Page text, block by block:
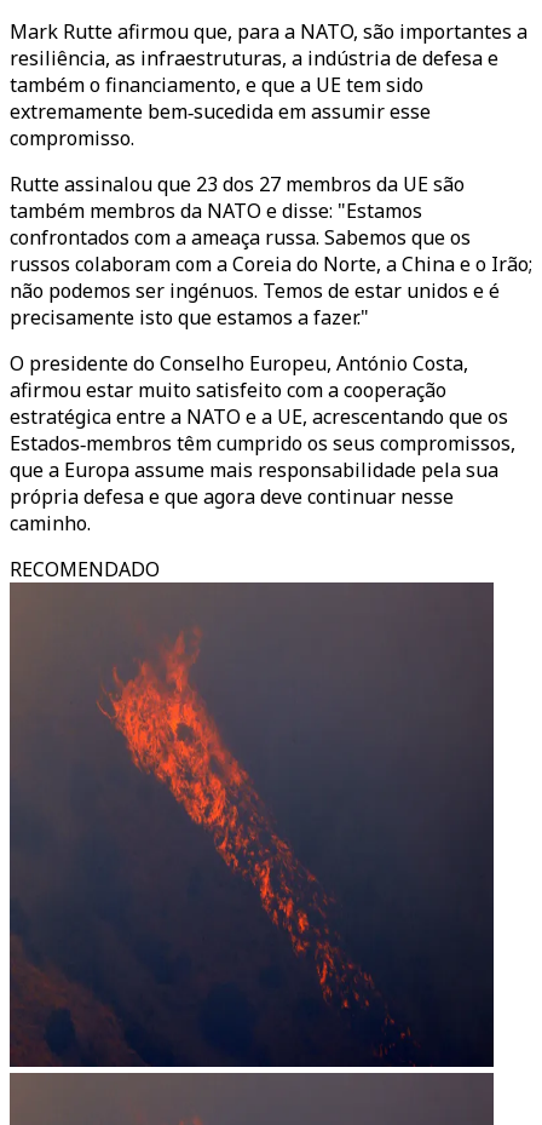
Mark Rutte afirmou que, para a NATO, são importantes a
resiliência, as infraestruturas, a indústria de defesa e
também o financiamento, e que a UE tem sido
extremamente bem‑sucedida em assumir esse
compromisso.
Rutte assinalou que 23 dos 27 membros da UE são
também membros da NATO e disse: "Estamos
confrontados com a ameaça russa. Sabemos que os
russos colaboram com a Coreia do Norte, a China e o Irão;
não podemos ser ingénuos. Temos de estar unidos e é
precisamente isto que estamos a fazer."
O presidente do Conselho Europeu, António Costa,
afirmou estar muito satisfeito com a cooperação
estratégica entre a NATO e a UE, acrescentando que os
Estados‑membros têm cumprido os seus compromissos,
que a Europa assume mais responsabilidade pela sua
própria defesa e que agora deve continuar nesse
caminho.
RECOMENDADO